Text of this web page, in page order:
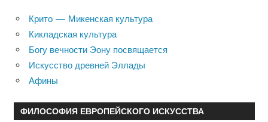
Крито — Микенская культура
Кикладская культура
Богу вечности Эону посвящается
Искусство древней Эллады
Афины
ФИЛОСОФИЯ ЕВРОПЕЙСКОГО ИСКУССТВА